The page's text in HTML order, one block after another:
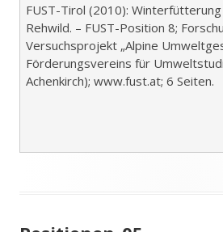
FUST-Tirol (2010):
Rehwild. – FUST-Position 8;
Versuchsprojekt „Alpine
Förderungsvereins für
Achenkirch); www.fust.at; 6 Seiten.